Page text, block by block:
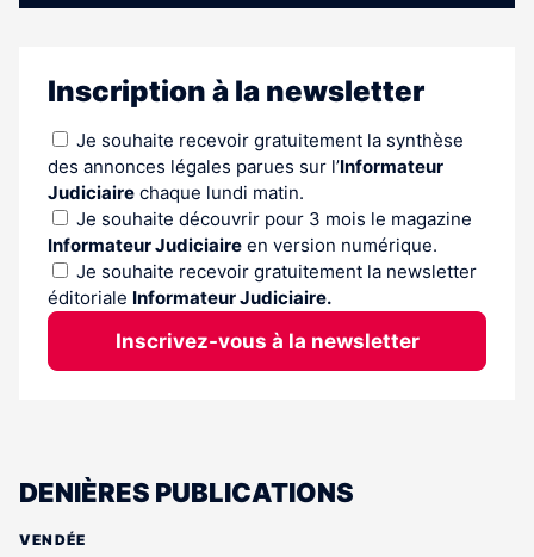
Inscription à la newsletter
Je souhaite recevoir gratuitement la synthèse
des annonces légales parues sur l’Informateur
Judiciaire chaque lundi matin.
Je souhaite découvrir pour 3 mois le magazine
Informateur Judiciaire en version numérique.
Je souhaite recevoir gratuitement la newsletter
éditoriale Informateur Judiciaire.
Inscrivez-vous à la newsletter
DENIÈRES PUBLICATIONS
VENDÉE